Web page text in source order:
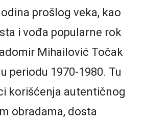
prošlog veka, kao
i vođa popularne rok
Mihailović Točak
periodu 1970-1980. Tu
korišćenja autentičnog
obradama, dosta